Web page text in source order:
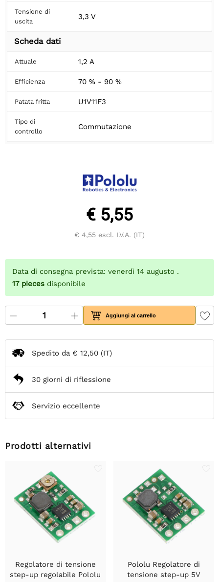
Tensione di
uscita
3,3 V
Scheda dati
Attuale 1,2 A
Efficienza 70 % - 90 %
Patata fritta U1V11F3
Tipo di
controllo
Commutazione
€ 5,55
€ 4,55 escl. I.V.A. (IT)
Data di consegna prevista: venerdì 14 augusto .
17pieces disponibile
Aggiungi al carrello
Spedito da € 12,50 (IT)
30 giorni di riflessione
Servizio eccellente
Prodotti alternativi
Regolatore di tensione
step-up regolabile Pololu
Pololu Regolatore di
tensione step-up 5V